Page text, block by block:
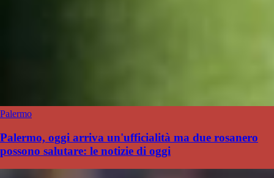
Palermo
Palermo, oggi arriva un'ufficialità ma due rosanero
possono salutare: le notizie di oggi